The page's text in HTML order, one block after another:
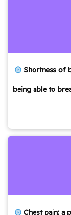
Shortness of
being able to
Chest pain: a